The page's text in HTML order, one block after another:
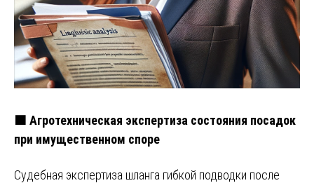
🟧 Агротехническая экспертиза состояния посадок
при имущественном споре
Судебная экспертиза шланга гибкой подводки после